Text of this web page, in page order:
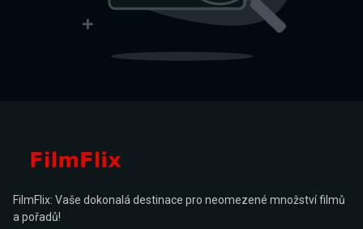
FilmFlix: Vaše dokonalá destinace pro neomezené množství filmů
a pořadů!